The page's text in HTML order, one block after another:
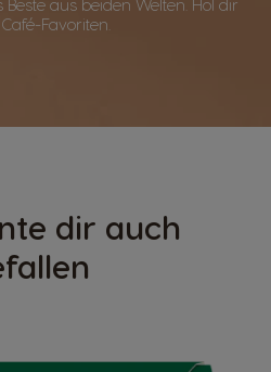
Favoriten.
dir auch